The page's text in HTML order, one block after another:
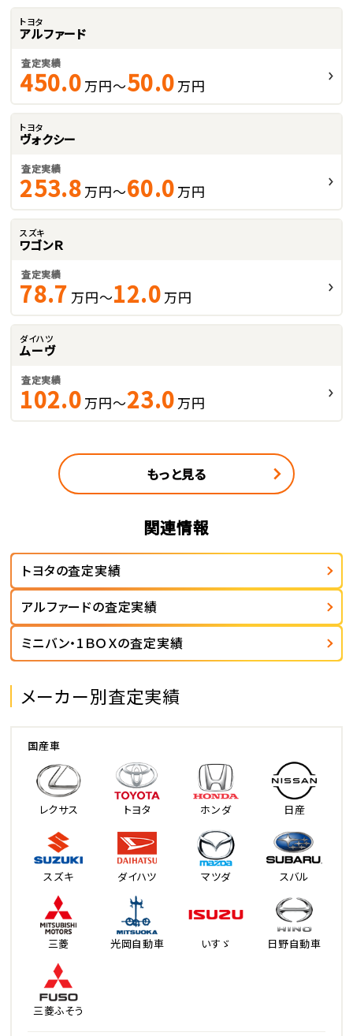
トヨタ
アルファード
査定実績
450.0 万円～50.0 万円
トヨタ
ヴォクシー
査定実績
253.8 万円～60.0 万円
スズキ
ワゴンＲ
査定実績
78.7 万円～12.0 万円
ダイハツ
ムーヴ
査定実績
102.0 万円～23.0 万円
もっと見る
関連情報
トヨタの査定実績
アルファードの査定実績
ミニバン・1ＢＯＸの査定実績
メーカー別査定実績
国産車
レクサス トヨタ ホンダ 日産
スズキ ダイハツ マツダ スバル
三菱 光岡自動車 いすゞ 日野自動車
三菱ふそう